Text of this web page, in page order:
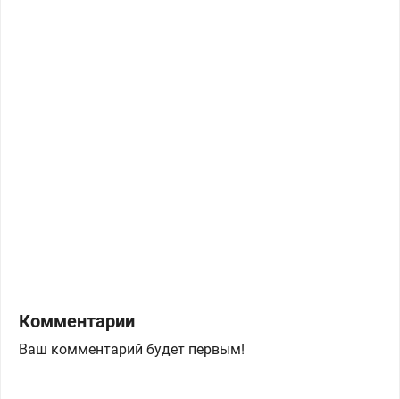
Комментарии
Ваш комментарий будет первым!